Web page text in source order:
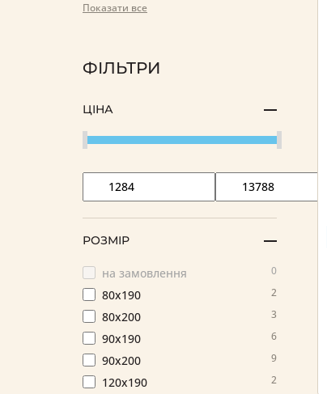
Показати все
ФІЛЬТРИ
ЦІНА
РОЗМІР
на замовлення 0
80х190 2
80х200 3
90х190 6
90х200 9
120х190 2